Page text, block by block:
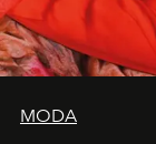
MODA